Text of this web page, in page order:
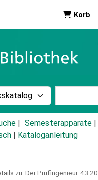
Korb
Katalog nach:
Semesterapparate
Kataloganleitung
zu: Der Prüfingenieur.